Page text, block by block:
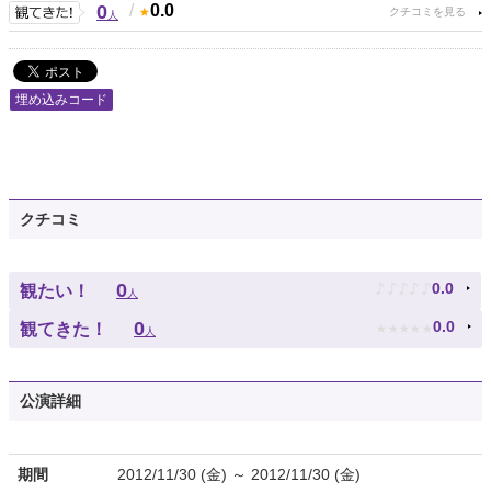
0人 / 0.0
埋め込みコード
クチコミ
観たい！ 0人 ♪ ♪ ♪ ♪ ♪ 0.0
観てきた！ 0人 ★ ★ ★ ★ ★ 0.0
公演詳細
期間 2012/11/30 (金) ～ 2012/11/30 (金)